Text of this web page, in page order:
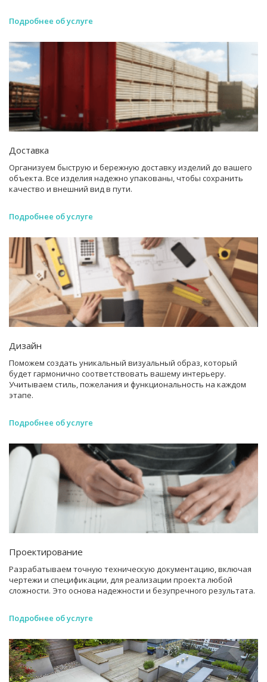
Подробнее об услуге
Доставка
Организуем быструю и бережную доставку изделий до вашего
объекта. Все изделия надежно упакованы, чтобы сохранить
качество и внешний вид в пути.
Подробнее об услуге
Дизайн
Поможем создать уникальный визуальный образ, который
будет гармонично соответствовать вашему интерьеру.
Учитываем стиль, пожелания и функциональность на каждом
этапе.
Подробнее об услуге
Проектирование
Разрабатываем точную техническую документацию, включая
чертежи и спецификации, для реализации проекта любой
сложности. Это основа надежности и безупречного результата.
Подробнее об услуге